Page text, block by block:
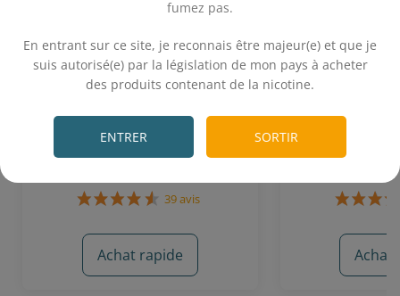
fumez pas.
En entrant sur ce site, je reconnais être majeur(e) et que je
suis autorisé(e) par la législation de mon pays à acheter
des produits contenant de la nicotine.
ENTRER SORTIR
Caramel au Beurre Salé 10 mL -
Le Vapoteur Breton
Caramel au beurre salé
39 avis
Achat rapide
Old Nuts 10
Achat